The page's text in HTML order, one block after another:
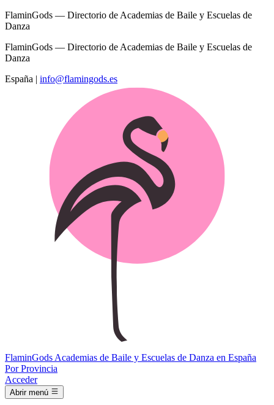
FlaminGods — Directorio de Academias de Baile y Escuelas de
Danza
FlaminGods — Directorio de Academias de Baile y Escuelas de
Danza
España | info@flamingods.es
FlaminGods Academias de Baile y Escuelas de Danza en España
Por Provincia
Acceder
Abrir menú